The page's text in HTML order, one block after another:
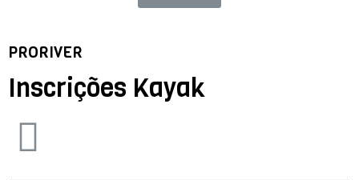
PRORIVER
Inscrições Kayak